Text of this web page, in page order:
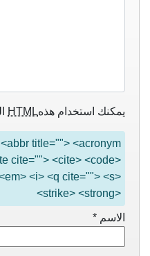
يمكنك استخدام هذهHTML
title=""> <acronym
cite=""> <cite> <code>
<i> <q cite=""> <s>
<strike> <strong>
الاسم *